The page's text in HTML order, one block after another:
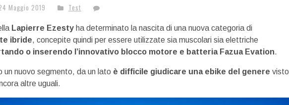
Maggio 2019 Test
Lapierre Ezesty ha determinato la nascita di una nuova categoria di
ibride, concepite quindi per essere utilizzate sia muscolari sia elettriche
o inserendo l’innovativo blocco motore e batteria Fazua Evation.
un nuovo segmento, da un lato è difficile giudicare una ebike del genere visto
altre uguali.